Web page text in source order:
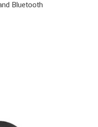
Bluetooth